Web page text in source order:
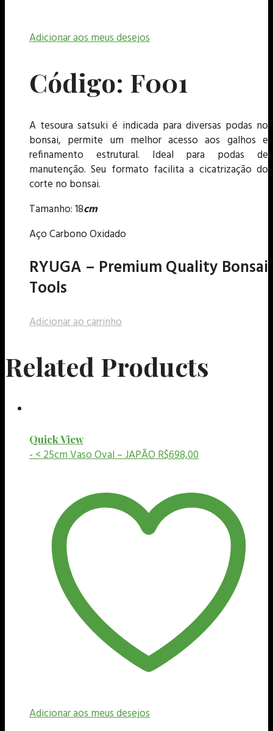
Adicionar aos meus desejos
Código: F001
A tesoura satsuki é indicada para diversas podas no
bonsai, permite um melhor acesso aos galhos e
refinamento estrutural. Ideal para podas de
manutenção. Seu formato facilita a cicatrização do
corte no bonsai.
Tamanho: 18cm
Aço Carbono Oxidado
RYUGA – Premium Quality Bonsai
Tools
Adicionar ao carrinho
Related Products
Quick View
- < 25cmVaso Oval – JAPÃOR$698,00
Adicionar aos meus desejos